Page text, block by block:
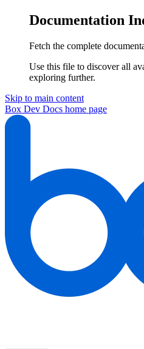
Documentation
Fetch the complete
Use this file to discover all
exploring further.
Skip to main content
Box Dev Docs home page